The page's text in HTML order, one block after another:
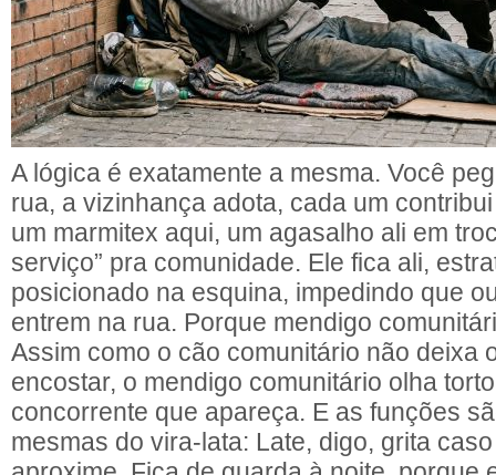
A lógica é exatamente a mesma. Você
rua, a vizinhança adota, cada um
um marmitex aqui, um agasalho ali em
serviço” pra comunidade. Ele fica ali,
posicionado na esquina, impedindo que
entrem na rua. Porque mendigo
Assim como o cão comunitário não deixa
encostar, o mendigo comunitário olha
concorrente que apareça. E as funções
mesmas do vira-lata: Late, digo, grita